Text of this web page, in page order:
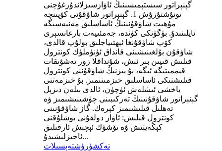
گېنېراتور سىستېمىسىنىڭ ئاۋازسىزلاندۇرغۇچنى
تونۇشتۇرۇش 1. گېنېراتور شاۋقۇنى كۆپىنچە
مۇھىت شاۋقۇنىنىڭ ئاساسلىق مەنبەسىگە
ئايلىنىدۇ. بۈگۈنكى كۈندە، جەمئىيەت بارغانسېرى
كۆپ شاۋقۇنغا ئېھتىياجلىق بولۇپ قالدى،
شاۋقۇن بۇلغىنىشىنى قانداق ئۈنۈملۈك كونترول
قىلىش قىيىن بىر ئىش، شۇنداقلا زور تەشۋىقات
قىممىتىگە ئىگە، بۇ بىزنىڭ شاۋقۇننى كونترول
قىلىشتىكى ئاساسلىق خىزمىتىمىز. بۇ خىزمەتنى
ياخشى ئىشلەش ئۈچۈن، ئالدى بىلەن دىزېل
گېنېراتور شاۋقۇنىنىڭ تەركىبىنى چۈشىنىشىمىز ۋە
تەھلىل قىلىشىمىز كېرەك. گاز شاۋقۇنىنى
كونترول قىلىش: ئاۋاز دولقۇنى بوشلۇقنى
كېڭەيتىش ۋە تۆشۈك ئېچىش ئارقىلىق
ئاجىزلىشىدۇ...
تەكشۈرۈشتەپسىلات